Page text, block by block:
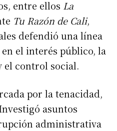
entre ellos La
Tu Razón de Cali,
defendió una línea
el interés público, la
el control social.
por la tenacidad,
asuntos
administrativa